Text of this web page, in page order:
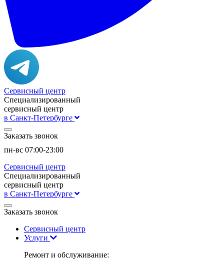
Сервисный центр
Специализированный
сервисный центр
в Санкт-Петербурге
Заказать звонок
пн-вс 07:00-23:00
Сервисный центр
Специализированный
сервисный центр
в Санкт-Петербурге
Заказать звонок
Сервисный центр
Услуги
Ремонт и обслуживание: